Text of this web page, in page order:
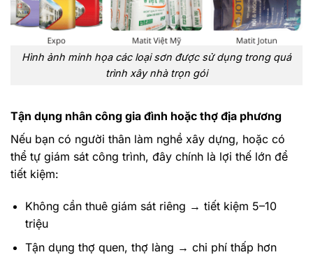
Hình ảnh minh họa các loại sơn được sử dụng trong quá
trình xây nhà trọn gói
Tận dụng nhân công gia đình hoặc thợ địa phương
Nếu bạn có người thân làm nghề xây dựng, hoặc có
thể tự giám sát công trình, đây chính là lợi thế lớn để
tiết kiệm:
Không cần thuê giám sát riêng → tiết kiệm 5–10
triệu
Tận dụng thợ quen, thợ làng → chi phí thấp hơn